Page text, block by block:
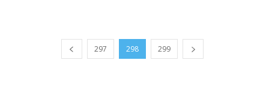
297 298 299